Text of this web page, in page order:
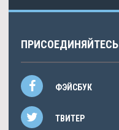
ПРИСОЕДИНЯЙТЕСЬ
ФЭЙСБУК
ТВИТЕР